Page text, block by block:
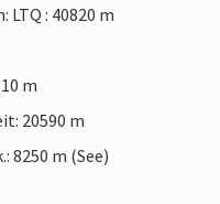
: 40820 m
m
20590 m
8250 m (See)